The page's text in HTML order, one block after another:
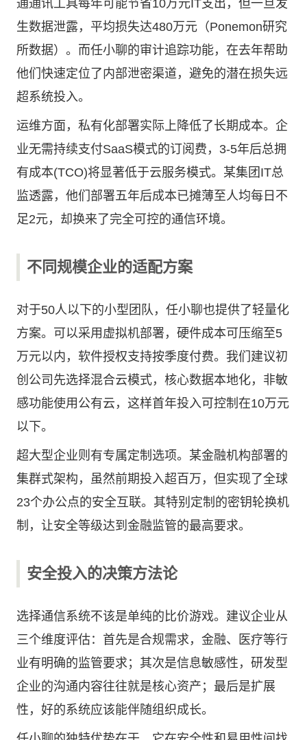
通通讯工具每年可能节省10万元IT支出，但一旦发
生数据泄露，平均损失达480万元（Ponemon研究
所数据）。而任小聊的审计追踪功能，在去年帮助
他们快速定位了内部泄密渠道，避免的潜在损失远
超系统投入。
运维方面，私有化部署实际上降低了长期成本。企
业无需持续支付SaaS模式的订阅费，3-5年后总拥
有成本(TCO)将显著低于云服务模式。某集团IT总
监透露，他们部署五年后成本已摊薄至人均每日不
足2元，却换来了完全可控的通信环境。
不同规模企业的适配方案
对于50人以下的小型团队，任小聊也提供了轻量化
方案。可以采用虚拟机部署，硬件成本可压缩至5
万元以内，软件授权支持按季度付费。我们建议初
创公司先选择混合云模式，核心数据本地化，非敏
感功能使用公有云，这样首年投入可控制在10万元
以下。
超大型企业则有专属定制选项。某金融机构部署的
集群式架构，虽然前期投入超百万，但实现了全球
23个办公点的安全互联。其特别定制的密钥轮换机
制，让安全等级达到金融监管的最高要求。
安全投入的决策方法论
选择通信系统不该是单纯的比价游戏。建议企业从
三个维度评估：首先是合规需求，金融、医疗等行
业有明确的监管要求；其次是信息敏感性，研发型
企业的沟通内容往往就是核心资产；最后是扩展
性，好的系统应该能伴随组织成长。